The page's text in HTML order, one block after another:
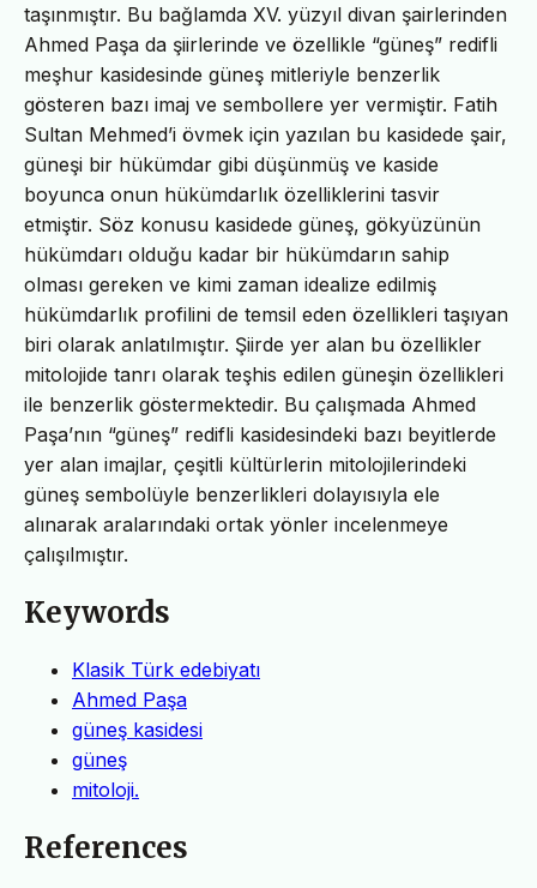
taşınmıştır. Bu bağlamda XV. yüzyıl divan şairlerinden
Ahmed Paşa da şiirlerinde ve özellikle “güneş” redifli
meşhur kasidesinde güneş mitleriyle benzerlik
gösteren bazı imaj ve sembollere yer vermiştir. Fatih
Sultan Mehmed’i övmek için yazılan bu kasidede şair,
güneşi bir hükümdar gibi düşünmüş ve kaside
boyunca onun hükümdarlık özelliklerini tasvir
etmiştir. Söz konusu kasidede güneş, gökyüzünün
hükümdarı olduğu kadar bir hükümdarın sahip
olması gereken ve kimi zaman idealize edilmiş
hükümdarlık profilini de temsil eden özellikleri taşıyan
biri olarak anlatılmıştır. Şiirde yer alan bu özellikler
mitolojide tanrı olarak teşhis edilen güneşin özellikleri
ile benzerlik göstermektedir. Bu çalışmada Ahmed
Paşa’nın “güneş” redifli kasidesindeki bazı beyitlerde
yer alan imajlar, çeşitli kültürlerin mitolojilerindeki
güneş sembolüyle benzerlikleri dolayısıyla ele
alınarak aralarındaki ortak yönler incelenmeye
çalışılmıştır.
Keywords
Klasik Türk edebiyatı
Ahmed Paşa
güneş kasidesi
güneş
mitoloji.
References